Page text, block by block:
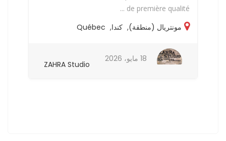
de première qualité ...
مونتريال (منطقة), كندا,
Québec
ZAHRA Studio
18 مايو، 2026